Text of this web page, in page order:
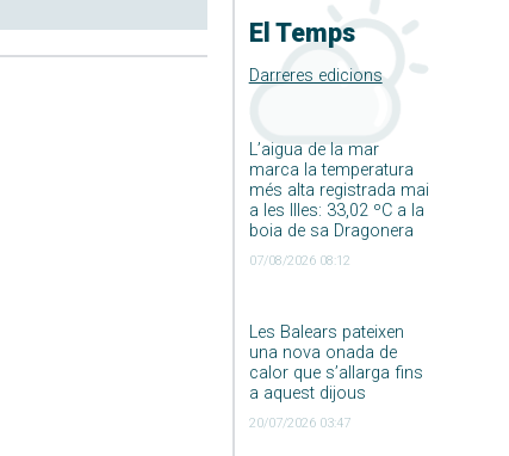
El Temps
Darreres edicions
L’aigua de la mar
marca la temperatura
més alta registrada mai
a les Illes: 33,02 ºC a la
boia de sa Dragonera
07/08/2026 08:12
Les Balears pateixen
una nova onada de
calor que s’allarga fins
a aquest dijous
20/07/2026 03:47